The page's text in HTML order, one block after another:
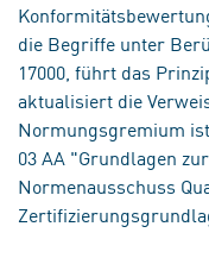
die Begriffe unter
17000, führt das
aktualisiert die
Normungsgremium
03 AA "Grundlagen
Normenausschuss